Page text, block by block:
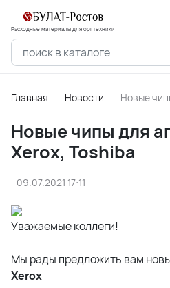
Расходные материалы для оргтехники
Главная Новости Новые
Новые чипы для
Xerox, Toshiba
09.07.2021 17:11
Уважаемые коллеги!
Мы рады предложить вам
Xerox